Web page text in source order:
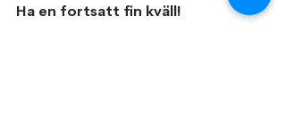
Ha en fortsatt fin kväll!